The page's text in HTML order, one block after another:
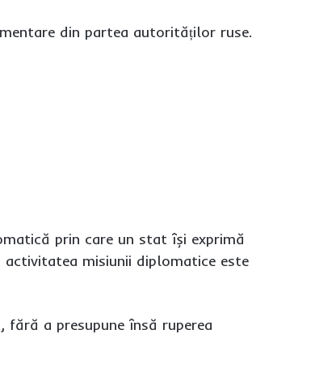
din partea autorităților ruse.
prin care un stat își exprimă
activitatea misiunii diplomatice este
a presupune însă ruperea